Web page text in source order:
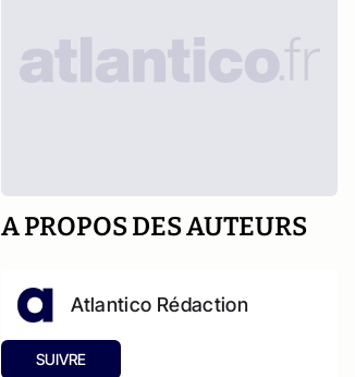
A PROPOS DES AUTEURS
Atlantico Rédaction
SUIVRE